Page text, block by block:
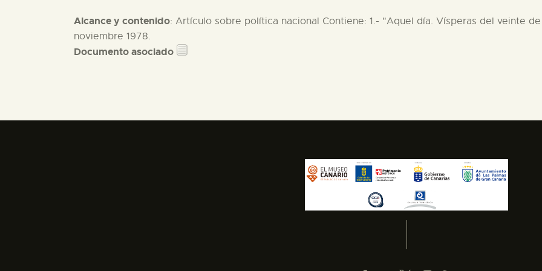
Alcance y contenido: Artículo sobre política nacional Contiene: 1.- "Aquel día. Vísperas del veinte de
noviembre 1978.
Documento asociado